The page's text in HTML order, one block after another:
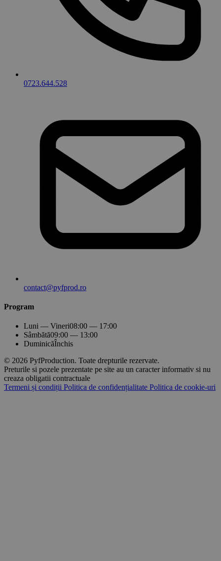
0723.644.528
contact@pyfprod.ro
Program
Luni — Vineri08:00 — 17:00
Sâmbătă09:00 — 13:00
DuminicăÎnchis
© 2026 PyfProduction. Toate drepturile rezervate.
Preturile si pozele prezentate pe site au un caracter informativ si nu
creaza obligatii contractuale
Termeni și condiții Politica de confidențialitate Politica de cookie-uri